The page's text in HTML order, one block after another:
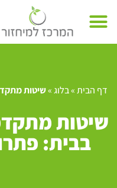
דף הבית»בלוג»שיטות
שיטות
בבית: